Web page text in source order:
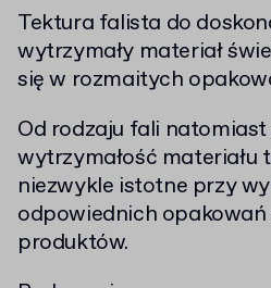
Tektura falista do
wytrzymały materiał
się w rozmaitych
Od rodzaju fali natomiast
wytrzymałość materiału
niezwykle istotne przy
odpowiednich
produktów.